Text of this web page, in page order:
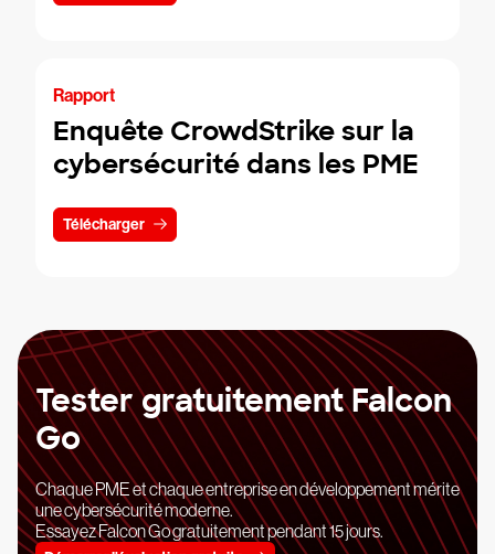
Rapport
Enquête CrowdStrike sur la
cybersécurité dans les PME
Télécharger
Tester gratuitement Falcon
Go
Chaque PME et chaque entreprise en développement mérite
une cybersécurité moderne.
Essayez Falcon Go gratuitement pendant 15 jours.